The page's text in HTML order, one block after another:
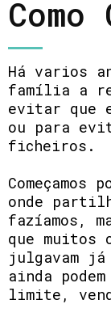
Como
Há varios
família a
evitar que
ou para
ficheiros.
Começamos
onde
fazíamos,
que muitos
julgavam
ainda
limite,